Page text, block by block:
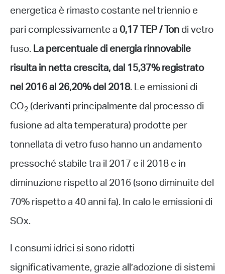
energetica è rimasto costante nel triennio e
pari complessivamente a 0,17 TEP / Ton di vetro
fuso. La percentuale di energia rinnovabile
risulta in netta crescita, dal 15,37% registrato
nel 2016 al 26,20% del 2018. Le emissioni di
CO2 (derivanti principalmente dal processo di
fusione ad alta temperatura) prodotte per
tonnellata di vetro fuso hanno un andamento
pressoché stabile tra il 2017 e il 2018 e in
diminuzione rispetto al 2016 (sono diminuite del
70% rispetto a 40 anni fa). In calo le emissioni di
SOx.
I consumi idrici si sono ridotti
significativamente, grazie all’adozione di sistemi